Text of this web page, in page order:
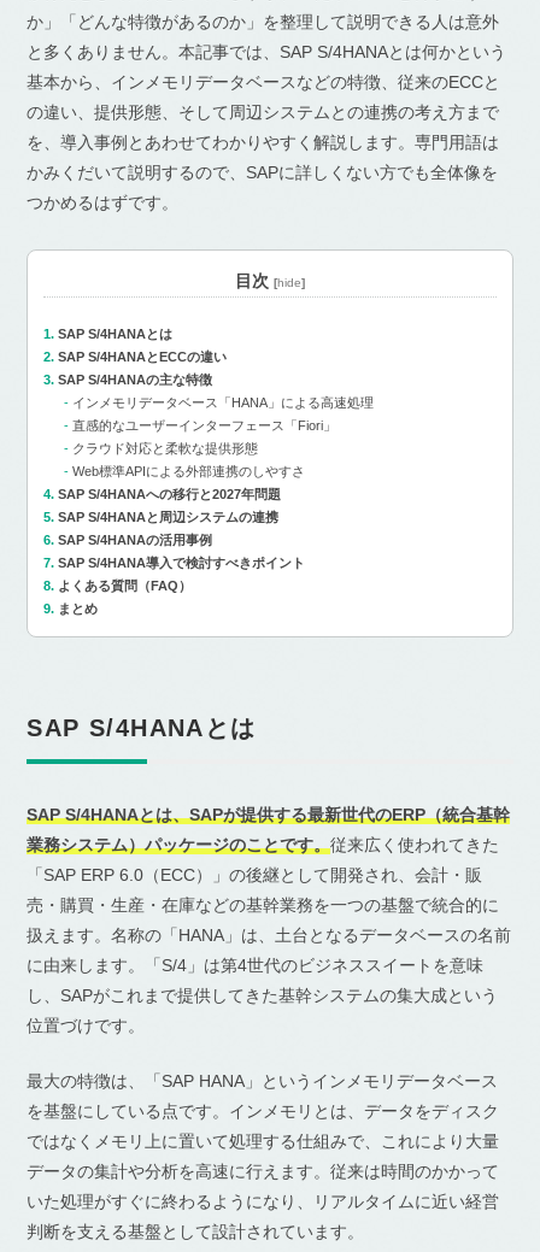
か」「どんな特徴があるのか」を整理して説明できる人は意外
と多くありません。本記事では、SAP S/4HANAとは何かという
基本から、インメモリデータベースなどの特徴、従来のECCと
の違い、提供形態、そして周辺システムとの連携の考え方まで
を、導入事例とあわせてわかりやすく解説します。専門用語は
かみくだいて説明するので、SAPに詳しくない方でも全体像を
つかめるはずです。
目次 [hide]
SAP S/4HANAとは
SAP S/4HANAとECCの違い
SAP S/4HANAの主な特徴
インメモリデータベース「HANA」による高速処理
直感的なユーザーインターフェース「Fiori」
クラウド対応と柔軟な提供形態
Web標準APIによる外部連携のしやすさ
SAP S/4HANAへの移行と2027年問題
SAP S/4HANAと周辺システムの連携
SAP S/4HANAの活用事例
SAP S/4HANA導入で検討すべきポイント
よくある質問（FAQ）
まとめ
SAP S/4HANAとは
SAP S/4HANAとは、SAPが提供する最新世代のERP（統合基幹
業務システム）パッケージのことです。従来広く使われてきた
「SAP ERP 6.0（ECC）」の後継として開発され、会計・販
売・購買・生産・在庫などの基幹業務を一つの基盤で統合的に
扱えます。名称の「HANA」は、土台となるデータベースの名前
に由来します。「S/4」は第4世代のビジネススイートを意味
し、SAPがこれまで提供してきた基幹システムの集大成という
位置づけです。
最大の特徴は、「SAP HANA」というインメモリデータベース
を基盤にしている点です。インメモリとは、データをディスク
ではなくメモリ上に置いて処理する仕組みで、これにより大量
データの集計や分析を高速に行えます。従来は時間のかかって
いた処理がすぐに終わるようになり、リアルタイムに近い経営
判断を支える基盤として設計されています。